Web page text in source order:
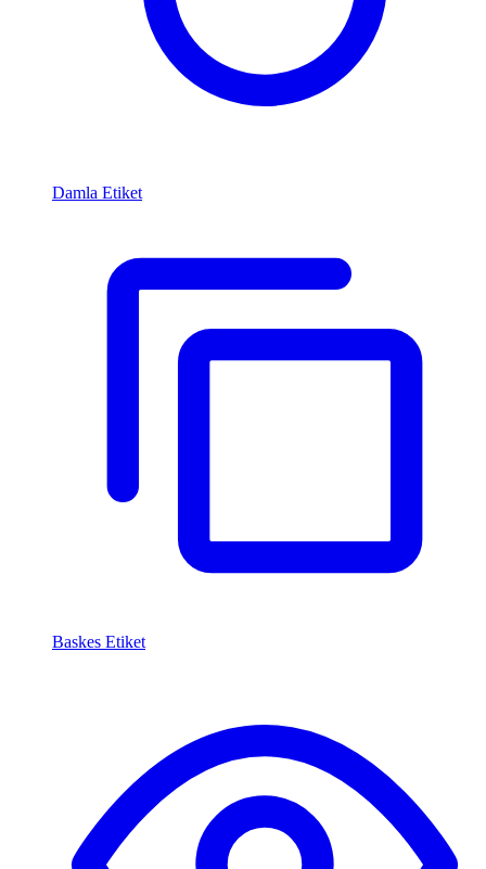
Damla Etiket
Baskes Etiket